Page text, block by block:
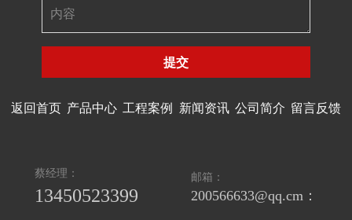
提交
返回首页 产品中心 工程案例 新闻资讯 公司简介 留言反馈
蔡经理：
13450523399
邮箱：
200566633@qq.cm：